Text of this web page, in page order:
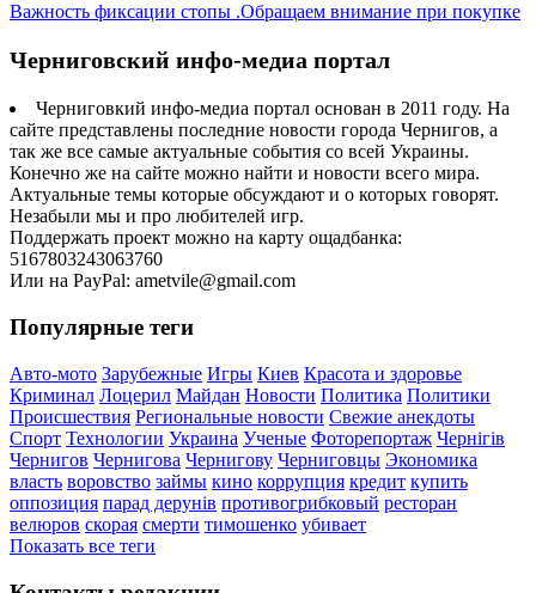
Важность фиксации стопы .Обращаем внимание при покупке
Черниговский инфо-медиа портал
Черниговкий инфо-медиа портал основан в 2011 году. На
сайте представлены последние новости города Чернигов, а
так же все самые актуальные события со всей Украины.
Конечно же на сайте можно найти и новости всего мира.
Актуальные темы которые обсуждают и о которых говорят.
Незабыли мы и про любителей игр.
Поддержать проект можно на карту ощадбанка:
5167803243063760
Или на PayPal: ametvile@gmail.com
Популярные теги
Авто-мото Зарубежные Игры Киев Красота и здоровье
Криминал Лоцерил Майдан Новости Политика Политики
Происшествия Региональные новости Свежие анекдоты
Спорт Технологии Украина Ученые Фоторепортаж Чернігів
Чернигов Чернигова Чернигову Черниговцы Экономика
власть воровство займы кино коррупция кредит купить
оппозиция парад дерунів противогрибковый ресторан
велюров скорая смерти тимошенко убивает
Показать все теги